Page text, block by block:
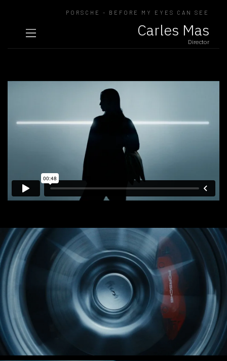
PORSCHE - BEFORE MY EYES CAN SEE
Carles Mas
Director